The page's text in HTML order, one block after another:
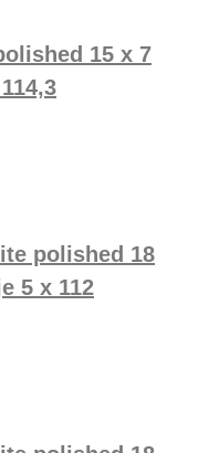
15 x 7
polished 18
5 x 112